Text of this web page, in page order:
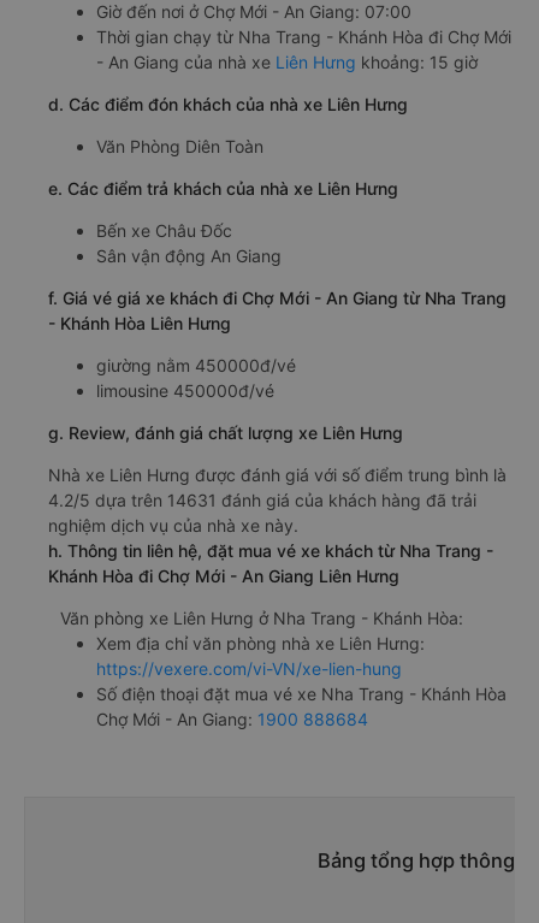
Giờ đến nơi ở Chợ Mới - An Giang: 07:00
Thời gian chạy từ Nha Trang - Khánh Hòa đi Chợ Mới
- An Giang của nhà xe Liên Hưng khoảng: 15 giờ
d. Các điểm đón khách của nhà xe Liên Hưng
Văn Phòng Diên Toàn
e. Các điểm trả khách của nhà xe Liên Hưng
Bến xe Châu Đốc
Sân vận động An Giang
f. Giá vé giá xe khách đi Chợ Mới - An Giang từ Nha Trang
- Khánh Hòa Liên Hưng
giường nằm 450000đ/vé
limousine 450000đ/vé
g. Review, đánh giá chất lượng xe Liên Hưng
Nhà xe Liên Hưng được đánh giá với số điểm trung bình là
4.2/5 dựa trên 14631 đánh giá của khách hàng đã trải
nghiệm dịch vụ của nhà xe này.
h. Thông tin liên hệ, đặt mua vé xe khách từ Nha Trang -
Khánh Hòa đi Chợ Mới - An Giang Liên Hưng
Văn phòng xe Liên Hưng ở Nha Trang - Khánh Hòa:
Xem địa chỉ văn phòng nhà xe Liên Hưng:
https://vexere.com/vi-VN/xe-lien-hung
Số điện thoại đặt mua vé xe Nha Trang - Khánh Hòa
Chợ Mới - An Giang: 1900 888684
Bảng tổng hợp thông